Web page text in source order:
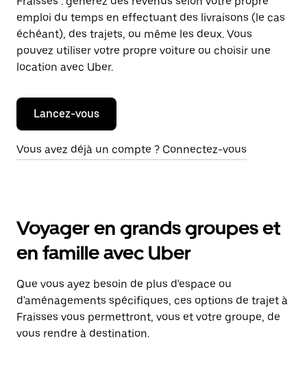
emploi du temps en effectuant des livraisons (le cas
échéant), des trajets, ou même les deux. Vous
pouvez utiliser votre propre voiture ou choisir une
location avec Uber.
Lancez-vous
Vous avez déjà un compte ? Connectez-vous
Voyager en grands groupes et
en famille avec Uber
Que vous ayez besoin de plus d'espace ou
d'aménagements spécifiques, ces options de trajet à
Fraisses vous permettront, vous et votre groupe, de
vous rendre à destination.